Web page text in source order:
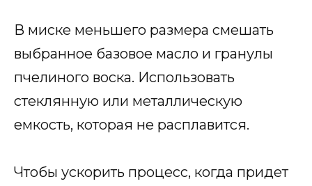
В миске меньшего размера смешать
выбранное базовое масло и гранулы
пчелиного воска. Использовать
стеклянную или металлическую
емкость, которая не расплавится.
Чтобы ускорить процесс, когда придет